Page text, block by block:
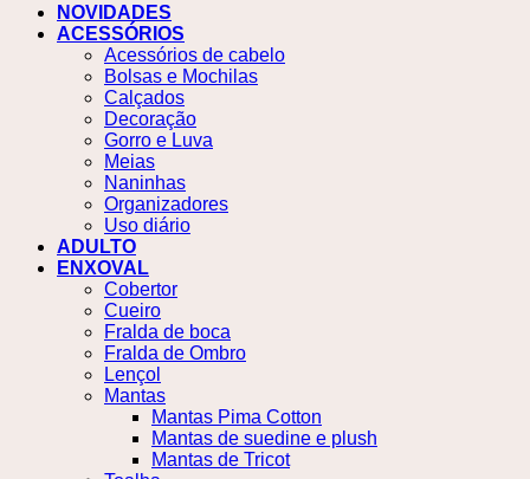
NOVIDADES
ACESSÓRIOS
Acessórios de cabelo
Bolsas e Mochilas
Calçados
Decoração
Gorro e Luva
Meias
Naninhas
Organizadores
Uso diário
ADULTO
ENXOVAL
Cobertor
Cueiro
Fralda de boca
Fralda de Ombro
Lençol
Mantas
Mantas Pima Cotton
Mantas de suedine e plush
Mantas de Tricot